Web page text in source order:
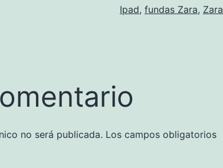
Ipad, fundas Zara, Zara
no será publicada. Los campos obligatorios